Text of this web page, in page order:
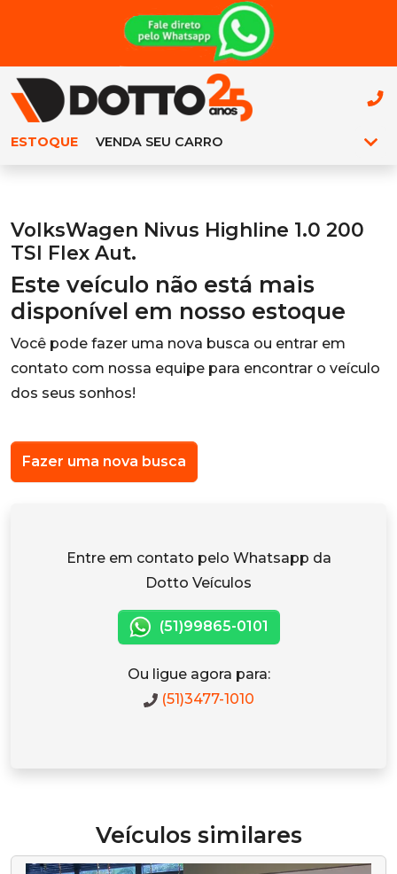
ESTOQUE VENDA SEU CARRO
VolksWagen Nivus Highline 1.0 200
TSI Flex Aut.
Este veículo não está mais
disponível em nosso estoque
Você pode fazer uma nova busca ou entrar em
contato com nossa equipe para encontrar o veículo
dos seus sonhos!
Fazer uma nova busca
Entre em contato pelo Whatsapp da
Dotto Veículos
(51)99865-0101
Ou ligue agora para:
(51)3477-1010
Veículos similares